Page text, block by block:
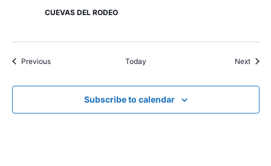
CUEVAS DEL RODEO
PreviousEvents Today Next
Subscribe to calendar